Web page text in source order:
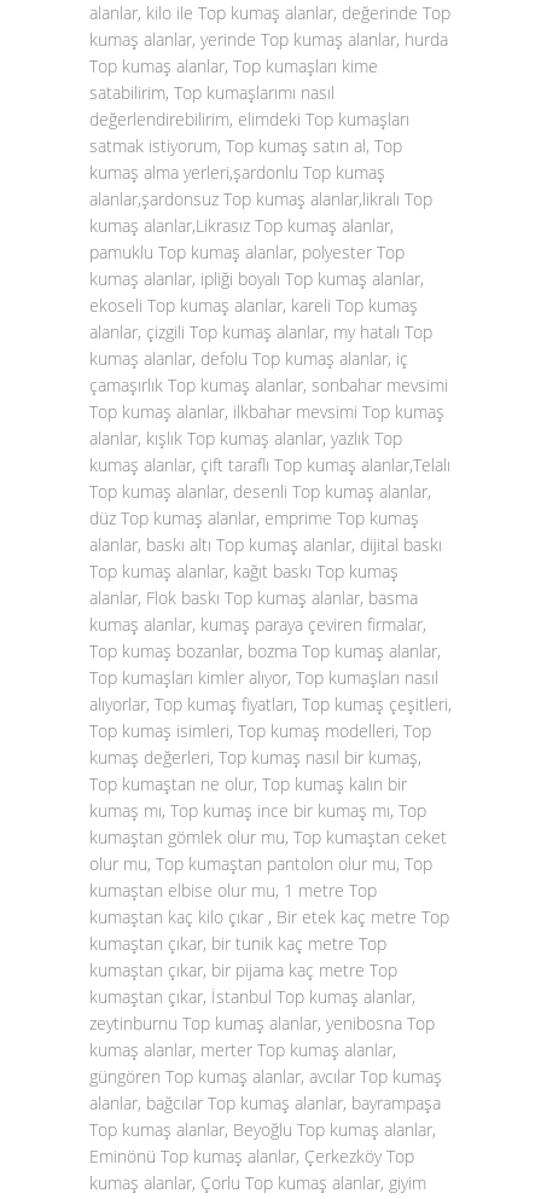
alanlar, kilo ile Top kumaş alanlar, değerinde Top
kumaş alanlar, yerinde Top kumaş alanlar, hurda
Top kumaş alanlar, Top kumaşları kime
satabilirim, Top kumaşlarımı nasıl
değerlendirebilirim, elimdeki Top kumaşları
satmak istiyorum, Top kumaş satın al, Top
kumaş alma yerleri,şardonlu Top kumaş
alanlar,şardonsuz Top kumaş alanlar,likralı Top
kumaş alanlar,Likrasız Top kumaş alanlar,
pamuklu Top kumaş alanlar, polyester Top
kumaş alanlar, ipliği boyalı Top kumaş alanlar,
ekoseli Top kumaş alanlar, kareli Top kumaş
alanlar, çizgili Top kumaş alanlar, my hatalı Top
kumaş alanlar, defolu Top kumaş alanlar, iç
çamaşırlık Top kumaş alanlar, sonbahar mevsimi
Top kumaş alanlar, ilkbahar mevsimi Top kumaş
alanlar, kışlık Top kumaş alanlar, yazlık Top
kumaş alanlar, çift taraflı Top kumaş alanlar,Telalı
Top kumaş alanlar, desenli Top kumaş alanlar,
düz Top kumaş alanlar, emprime Top kumaş
alanlar, baskı altı Top kumaş alanlar, dijital baskı
Top kumaş alanlar, kağıt baskı Top kumaş
alanlar, Flok baskı Top kumaş alanlar, basma
kumaş alanlar, kumaş paraya çeviren firmalar,
Top kumaş bozanlar, bozma Top kumaş alanlar,
Top kumaşları kimler alıyor, Top kumaşları nasıl
alıyorlar, Top kumaş fiyatları, Top kumaş çeşitleri,
Top kumaş isimleri, Top kumaş modelleri, Top
kumaş değerleri, Top kumaş nasıl bir kumaş,
Top kumaştan ne olur, Top kumaş kalın bir
kumaş mı, Top kumaş ince bir kumaş mı, Top
kumaştan gömlek olur mu, Top kumaştan ceket
olur mu, Top kumaştan pantolon olur mu, Top
kumaştan elbise olur mu, 1 metre Top
kumaştan kaç kilo çıkar , Bir etek kaç metre Top
kumaştan çıkar, bir tunik kaç metre Top
kumaştan çıkar, bir pijama kaç metre Top
kumaştan çıkar, İstanbul Top kumaş alanlar,
zeytinburnu Top kumaş alanlar, yenibosna Top
kumaş alanlar, merter Top kumaş alanlar,
güngören Top kumaş alanlar, avcılar Top kumaş
alanlar, bağcılar Top kumaş alanlar, bayrampaşa
Top kumaş alanlar, Beyoğlu Top kumaş alanlar,
Eminönü Top kumaş alanlar, Çerkezköy Top
kumaş alanlar, Çorlu Top kumaş alanlar, giyim